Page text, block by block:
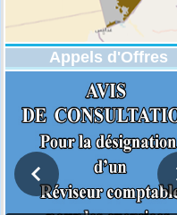
Appels d'Offres